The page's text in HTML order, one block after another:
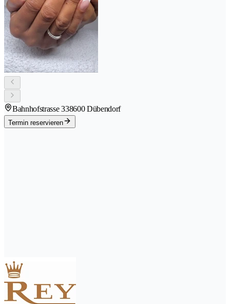
Bahnhofstrasse 338600 Dübendorf
Termin reservieren